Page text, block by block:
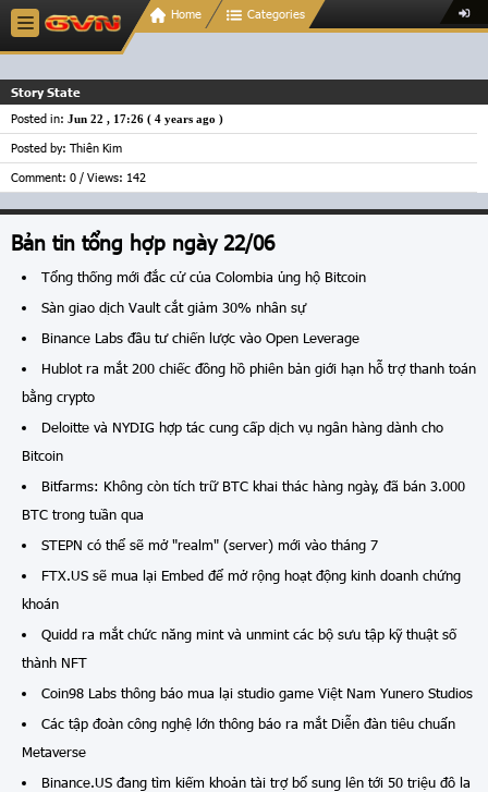
Home Categories
Story State
Posted in: Jun 22 , 17:26 ( 4 years ago )
Posted by: Thiên Kim
Comment: 0 / Views: 142
Bản tin tổng hợp ngày 22/06
Tổng thống mới đắc cử của Colombia ủng hộ Bitcoin
Sàn giao dịch Vault cắt giảm 30% nhân sự
Binance Labs đầu tư chiến lược vào Open Leverage
Hublot ra mắt 200 chiếc đồng hồ phiên bản giới hạn hỗ trợ thanh toán
bằng crypto
Deloitte và NYDIG hợp tác cung cấp dịch vụ ngân hàng dành cho
Bitcoin
Bitfarms: Không còn tích trữ BTC khai thác hàng ngày, đã bán 3.000
BTC trong tuần qua
STEPN có thể sẽ mở "realm" (server) mới vào tháng 7
FTX.US sẽ mua lại Embed để mở rộng hoạt động kinh doanh chứng
khoán
Quidd ra mắt chức năng mint và unmint các bộ sưu tập kỹ thuật số
thành NFT
Coin98 Labs thông báo mua lại studio game Việt Nam Yunero Studios
Các tập đoàn công nghệ lớn thông báo ra mắt Diễn đàn tiêu chuẩn
Metaverse
Binance.US đang tìm kiếm khoản tài trợ bổ sung lên tới 50 triệu đô la